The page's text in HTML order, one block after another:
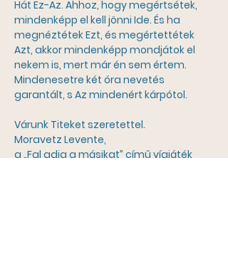
Hát Ez-Az. Ahhoz, hogy megértsétek,
mindenképp el kell jönni Ide. És ha
megnéztétek Ezt, és megértettétek
Azt, akkor mindenképp mondjátok el
nekem is, mert már én sem értem.
Mindenesetre két óra nevetés
garantált, s Az mindenért kárpótol.
Várunk Titeket szeretettel.
Moravetz Levente,
a „Fal adja a másikat” című vígjáték